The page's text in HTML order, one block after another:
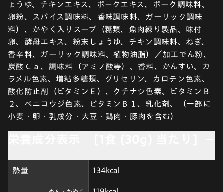
ょうゆ、チキンエキス、ポークエキス、ポーク調味料、
卵粉、スパイス調味料、香味調味料、ガーリック調味
料）、かやく入りスープ（糖類、魚肉練り製品、味付
卵、酵母エキス、粉末しょうゆ、チキン調味料、ねぎ、
香辛料、ガーリック調味料、植物油脂）／加工でん粉、
炭酸Ｃａ、調味料（アミノ酸等）、香料、かんすい、カ
ラメル色素、増粘多糖類、グリセリン、カロテン色素、
酸化防止剤（ビタミンＥ）、クチナシ色素、ビタミンＢ
２、ベニコウジ色素、ビタミンＢ１、乳化剤、（一部に
小麦・卵・乳成分・大豆・鶏肉・豚肉を含む）
熱量 134kcal